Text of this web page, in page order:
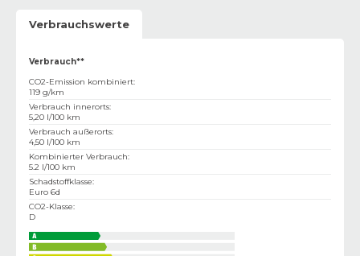
Verbrauchswerte
Verbrauch**
CO2-Emission kombiniert:
119 g/km
Verbrauch innerorts:
5,20 l/100 km
Verbrauch außerorts:
4,50 l/100 km
Kombinierter Verbrauch:
5.2 l/100 km
Schadstoffklasse:
Euro 6d
CO2-Klasse:
D